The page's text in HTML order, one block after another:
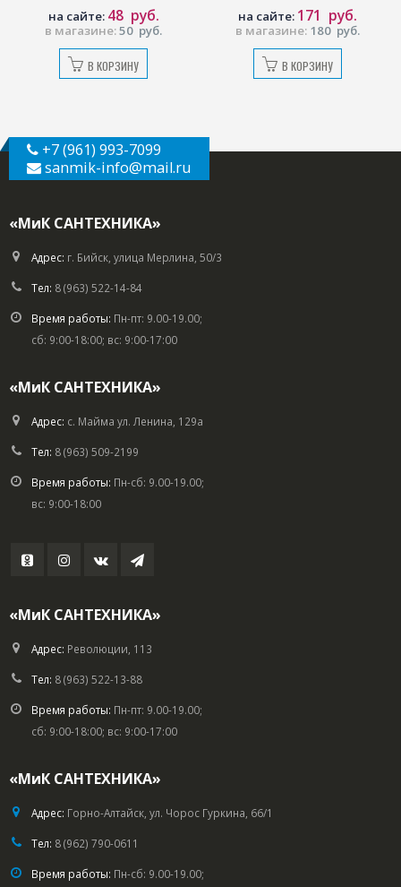
в магазине:50 руб.
на сайте: 48 руб.
В КОРЗИНУ
в магазине: 180 руб.
на сайте: 171 руб.
В КОРЗИНУ
+7 (961) 993-7099
sanmik-info@mail.ru
«МиК САНТЕХНИКА»
Адрес: г. Бийск, улица Мерлина, 50/3
Тел: 8 (963) 522-14-84
Время работы: Пн-пт: 9.00-19.00;
сб: 9:00-18:00; вс: 9:00-17:00
«МиК САНТЕХНИКА»
Адрес: с. Майма ул. Ленина, 129а
Тел: 8 (963) 509-2199
Время работы: Пн-сб: 9.00-19.00;
вс: 9:00-18:00
«МиК САНТЕХНИКА»
Адрес: Революции, 113
Тел: 8 (963) 522-13-88
Время работы: Пн-пт: 9.00-19.00;
сб: 9:00-18:00; вс: 9:00-17:00
«МиК САНТЕХНИКА»
Адрес: Горно-Алтайск, ул. Чорос Гуркина, 66/1
Тел: 8 (962) 790-0611
Время работы: Пн-сб: 9.00-19.00;